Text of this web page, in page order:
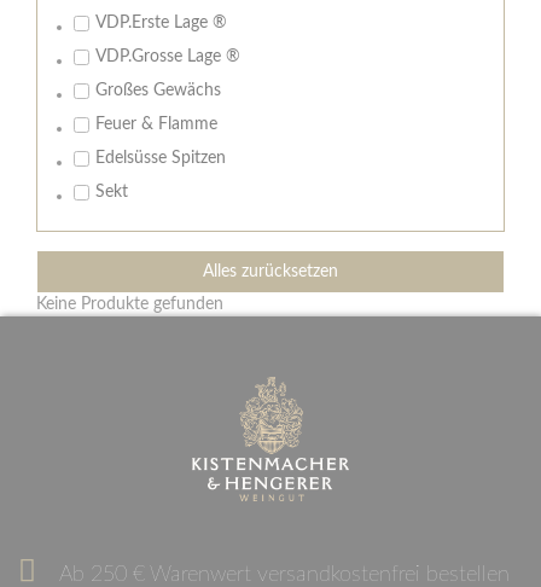
VDP.Erste Lage ®
VDP.Grosse Lage ®
Großes Gewächs
Feuer & Flamme
Edelsüsse Spitzen
Sekt
Alles zurücksetzen
Keine Produkte gefunden
Ab 250 € Warenwert versandkostenfrei bestellen